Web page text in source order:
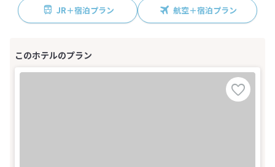
JR＋宿泊プラン 航空＋宿泊プラン